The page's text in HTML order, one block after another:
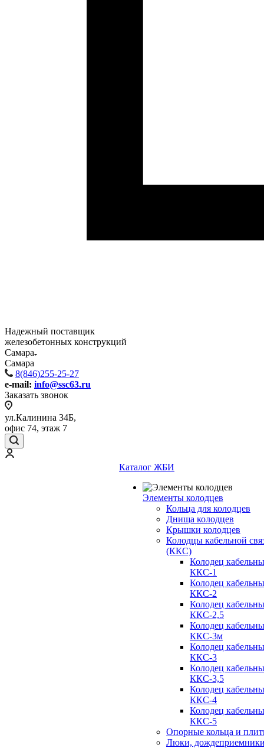
Надежный поставщик
железобетонных конструкций
Самара
Самара
8(846)255-25-27
e-mail: info@ssc63.ru
Заказать звонок
ул.Калинина 34Б,
офис 74, этаж 7
Каталог ЖБИ
Элементы колодцев
Кольца для колодцев
Днища колодцев
Крышки колодцев
Колодцы кабельной
(ККС)
Колодец
ККС-1
Колодец
ККС-2
Колодец
ККС-2,5
Колодец
ККС-3м
Колодец
ККС-3
Колодец
ККС-3,5
Колодец
ККС-4
Колодец
ККС-5
Опорные кольца и
Люки,